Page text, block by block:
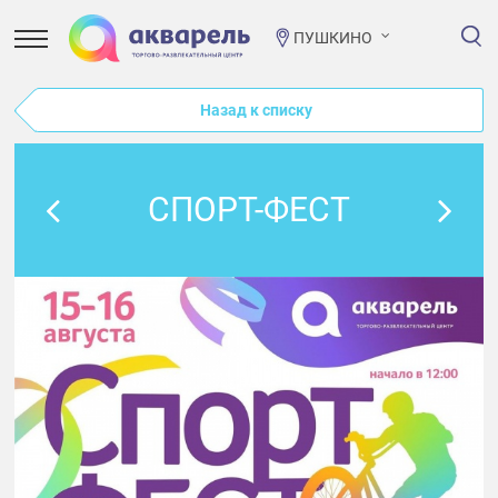
ПУШКИНО
Назад к списку
СПОРТ-ФЕСТ